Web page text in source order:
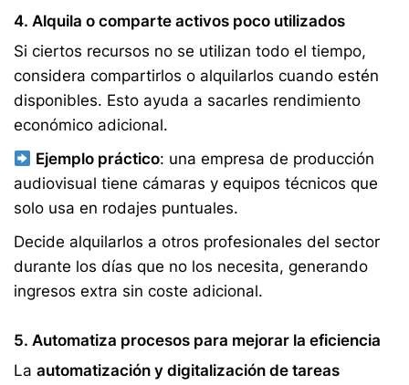
4. Alquila o comparte activos poco utilizados
Si ciertos recursos no se utilizan todo el tiempo,
considera compartirlos o alquilarlos cuando estén
disponibles. Esto ayuda a sacarles rendimiento
económico adicional.
Ejemplo práctico: una empresa de producción
audiovisual tiene cámaras y equipos técnicos que
solo usa en rodajes puntuales.
Decide alquilarlos a otros profesionales del sector
durante los días que no los necesita, generando
ingresos extra sin coste adicional.
5. Automatiza procesos para mejorar la eficiencia
La automatización y digitalización de tareas